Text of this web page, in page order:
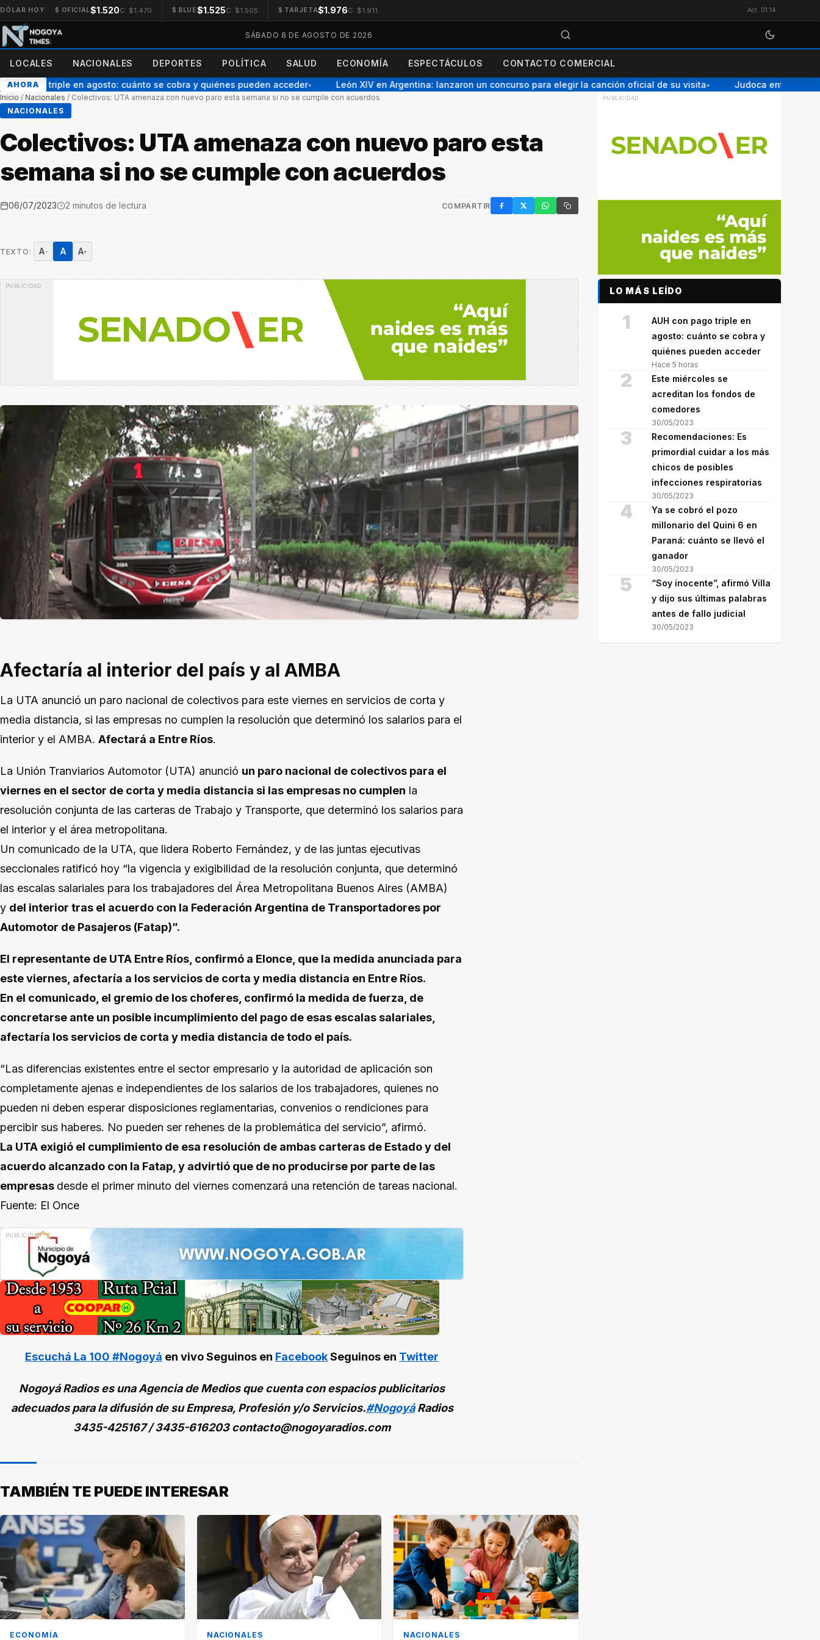
DÓLAR HOY $ OFICIAL$1.520C: $1.470 $ BLUE$1.525C: $1.505 $ TARJETA$1.976C: $1.911 Act. 01:14
SÁBADO 8 DE AGOSTO DE 2026
LOCALES NACIONALES DEPORTES POLÍTICA SALUD ECONOMÍA ESPECTÁCULOS CONTACTO COMERCIAL
AHORA
pago triple en agosto: cuánto se cobra y quiénes pueden acceder● León XIV en Argentina: lanzaron un concurso para elegir la canción oficial de su visita● Judoca entrerriana
Inicio / Nacionales / Colectivos: UTA amenaza con nuevo paro esta semana si no se cumple con acuerdos
NACIONALES
Colectivos: UTA amenaza con nuevo paro esta
semana si no se cumple con acuerdos
06/07/2023 2 minutos de lectura COMPARTIR
FacebookX / TwitterWhatsAppCopiar enlace
TEXTO: A− A A+
Afectaría al interior del país y al AMBA
La UTA anunció un paro nacional de colectivos para este viernes en servicios de corta y
media distancia, si las empresas no cumplen la resolución que determinó los salarios para el
interior y el AMBA. Afectará a Entre Ríos.
La Unión Tranviarios Automotor (UTA) anunció un paro nacional de colectivos para el
viernes en el sector de corta y media distancia si las empresas no cumplen la
resolución conjunta de las carteras de Trabajo y Transporte, que determinó los salarios para
el interior y el área metropolitana.
Un comunicado de la UTA, que lidera Roberto Fernández, y de las juntas ejecutivas
seccionales ratificó hoy “la vigencia y exigibilidad de la resolución conjunta, que determinó
las escalas salariales para los trabajadores del Área Metropolitana Buenos Aires (AMBA)
y del interior tras el acuerdo con la Federación Argentina de Transportadores por
Automotor de Pasajeros (Fatap)”.
El representante de UTA Entre Ríos, confirmó a Elonce, que la medida anunciada para
este viernes, afectaría a los servicios de corta y media distancia en Entre Ríos.
En el comunicado, el gremio de los choferes, confirmó la medida de fuerza, de
concretarse ante un posible incumplimiento del pago de esas escalas salariales,
afectaría los servicios de corta y media distancia de todo el país.
“Las diferencias existentes entre el sector empresario y la autoridad de aplicación son
completamente ajenas e independientes de los salarios de los trabajadores, quienes no
pueden ni deben esperar disposiciones reglamentarias, convenios o rendiciones para
percibir sus haberes. No pueden ser rehenes de la problemática del servicio”, afirmó.
La UTA exigió el cumplimiento de esa resolución de ambas carteras de Estado y del
acuerdo alcanzado con la Fatap, y advirtió que de no producirse por parte de las
empresas desde el primer minuto del viernes comenzará una retención de tareas nacional.
Fuente: El Once
Escuchá La 100 #Nogoyá en vivoSeguinos en FacebookSeguinos en Twitter
Nogoyá Radios es una Agencia de Medios que cuenta con espacios publicitarios
adecuados para la difusión de su Empresa, Profesión y/o Servicios.#NogoyáRadios
3435-425167 / 3435-616203 contacto@nogoyaradios.com
TAMBIÉN TE PUEDE INTERESAR
ECONOMÍA NACIONALES NACIONALES
LO MÁS LEÍDO
1
AUH con pago triple en
agosto: cuánto se cobra y
quiénes pueden acceder
Hace 5 horas
2
Este miércoles se
acreditan los fondos de
comedores
30/05/2023
3
Recomendaciones: Es
primordial cuidar a los más
chicos de posibles
infecciones respiratorias
30/05/2023
4
Ya se cobró el pozo
millonario del Quini 6 en
Paraná: cuánto se llevó el
ganador
30/05/2023
5
“Soy inocente”, afirmó Villa
y dijo sus últimas palabras
antes de fallo judicial
30/05/2023